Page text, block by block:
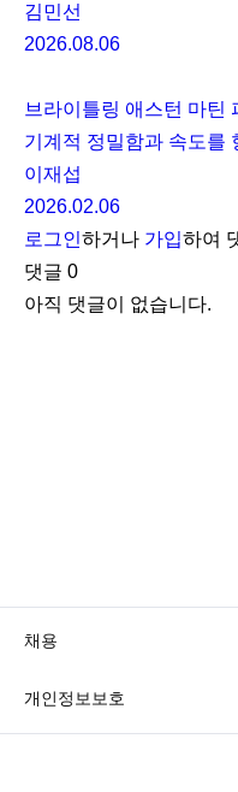
김민선
2026.08.06
브라이틀링 애스턴 마틴
기계적 정밀함과 속도를
이재섭
2026.02.06
로그인하거나 가입하여
댓글 0
아직 댓글이 없습니다.
채용
개인정보보호